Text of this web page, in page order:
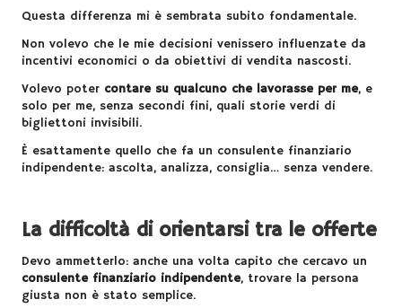
Questa differenza mi è sembrata subito fondamentale.
Non volevo che le mie decisioni venissero influenzate da
incentivi economici o da obiettivi di vendita nascosti.
Volevo poter contare su qualcuno che lavorasse per me, e
solo per me, senza secondi fini, quali storie verdi di
bigliettoni invisibili.
È esattamente quello che fa un consulente finanziario
indipendente: ascolta, analizza, consiglia… senza vendere.
La difficoltà di orientarsi tra le offerte
Devo ammetterlo: anche una volta capito che cercavo un
consulente finanziario indipendente, trovare la persona
giusta non è stato semplice.